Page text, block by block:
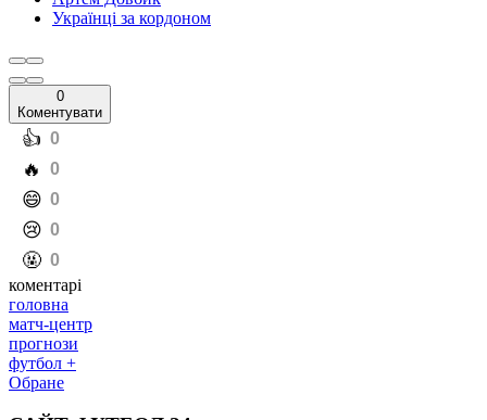
Українці за кордоном
0
Коментувати
️👍 0
️🔥 0
️😄 0
️😢 0
️🤬 0
коментарі
головна
матч-центр
прогнози
футбол +
Обране